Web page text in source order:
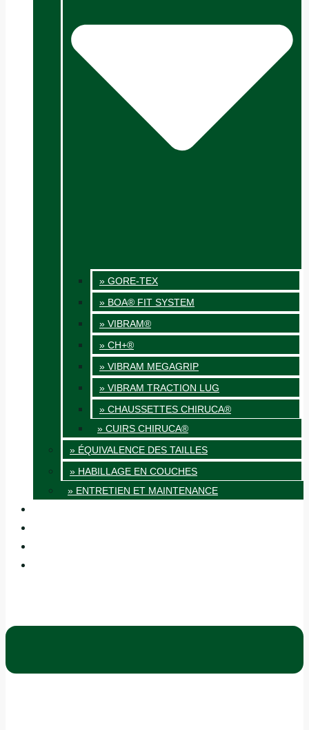
» GORE-TEX
» BOA® FIT SYSTEM
» VIBRAM®
» CH+®
» VIBRAM MEGAGRIP
» VIBRAM TRACTION LUG
» CHAUSSETTES CHIRUCA®
» CUIRS CHIRUCA®
» ÉQUIVALENCE DES TAILLES
» HABILLAGE EN COUCHES
» ENTRETIEN ET MAINTENANCE